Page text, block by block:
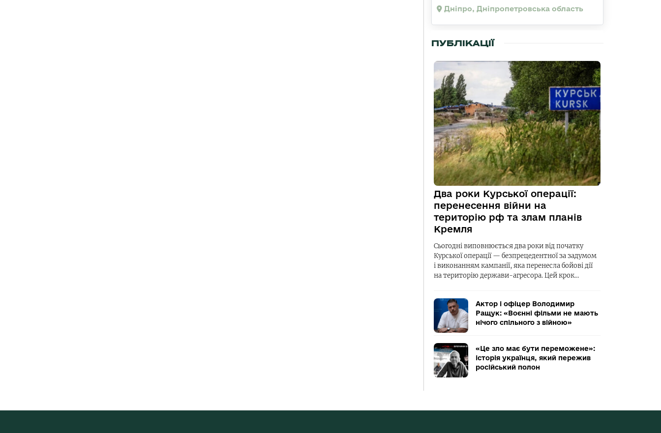
Дніпро, Дніпропетровська область
ПУБЛІКАЦІЇ
Два роки Курської операції:
перенесення війни на
територію рф та злам планів
Кремля
Сьогодні виповнюється два роки від початку
Курської операції — безпрецедентної за задумом
і виконанням кампанії, яка перенесла бойові дії
на територію держави-агресора. Цей крок…
Актор і офіцер Володимир
Ращук: «Воєнні фільми не мають
нічого спільного з війною»
«Це зло має бути переможене»:
історія українця, який пережив
російський полон